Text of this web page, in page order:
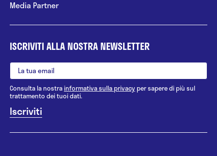
Media Partner
ISCRIVITI ALLA NOSTRA NEWSLETTER
Consulta la nostrainformativa sulla privacy per sapere di più sul
trattamento dei tuoi dati.